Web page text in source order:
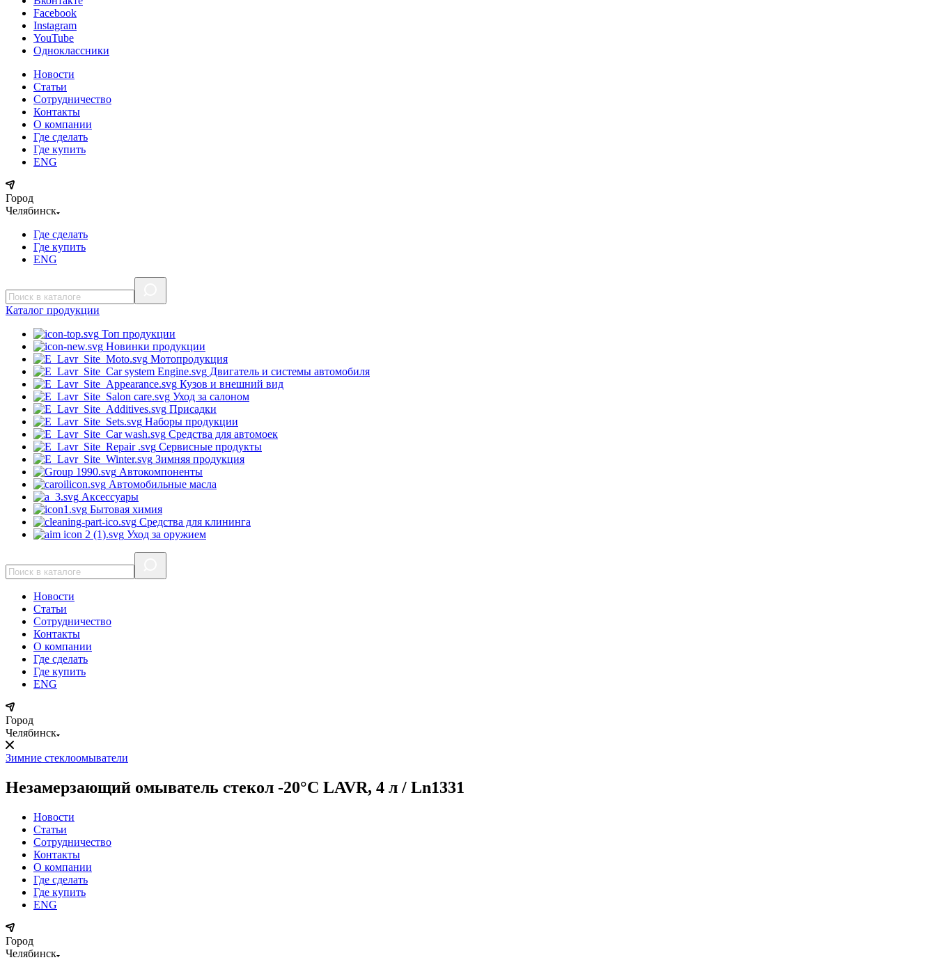
Facebook
Instagram
YouTube
Одноклассники
Новости
Статьи
Сотрудничество
Контакты
О компании
Где сделать
Где купить
ENG
Город
Челябинск
Где сделать
Где купить
ENG
Каталог продукции
Топ продукции
Новинки продукции
Мотопродукция
Двигатель и системы автомобиля
Кузов и внешний вид
Уход за салоном
Присадки
Наборы продукции
Средства для автомоек
Сервисные продукты
Зимняя продукция
Автокомпоненты
Автомобильные масла
Аксессуары
Бытовая химия
Средства для клининга
Уход за оружием
Новости
Статьи
Сотрудничество
Контакты
О компании
Где сделать
Где купить
ENG
Город
Челябинск
Зимние стеклоомыватели
Незамерзающий омыватель стекол -20°С LAVR, 4 л / Ln1331
Новости
Статьи
Сотрудничество
Контакты
О компании
Где сделать
Где купить
ENG
Город
Челябинск